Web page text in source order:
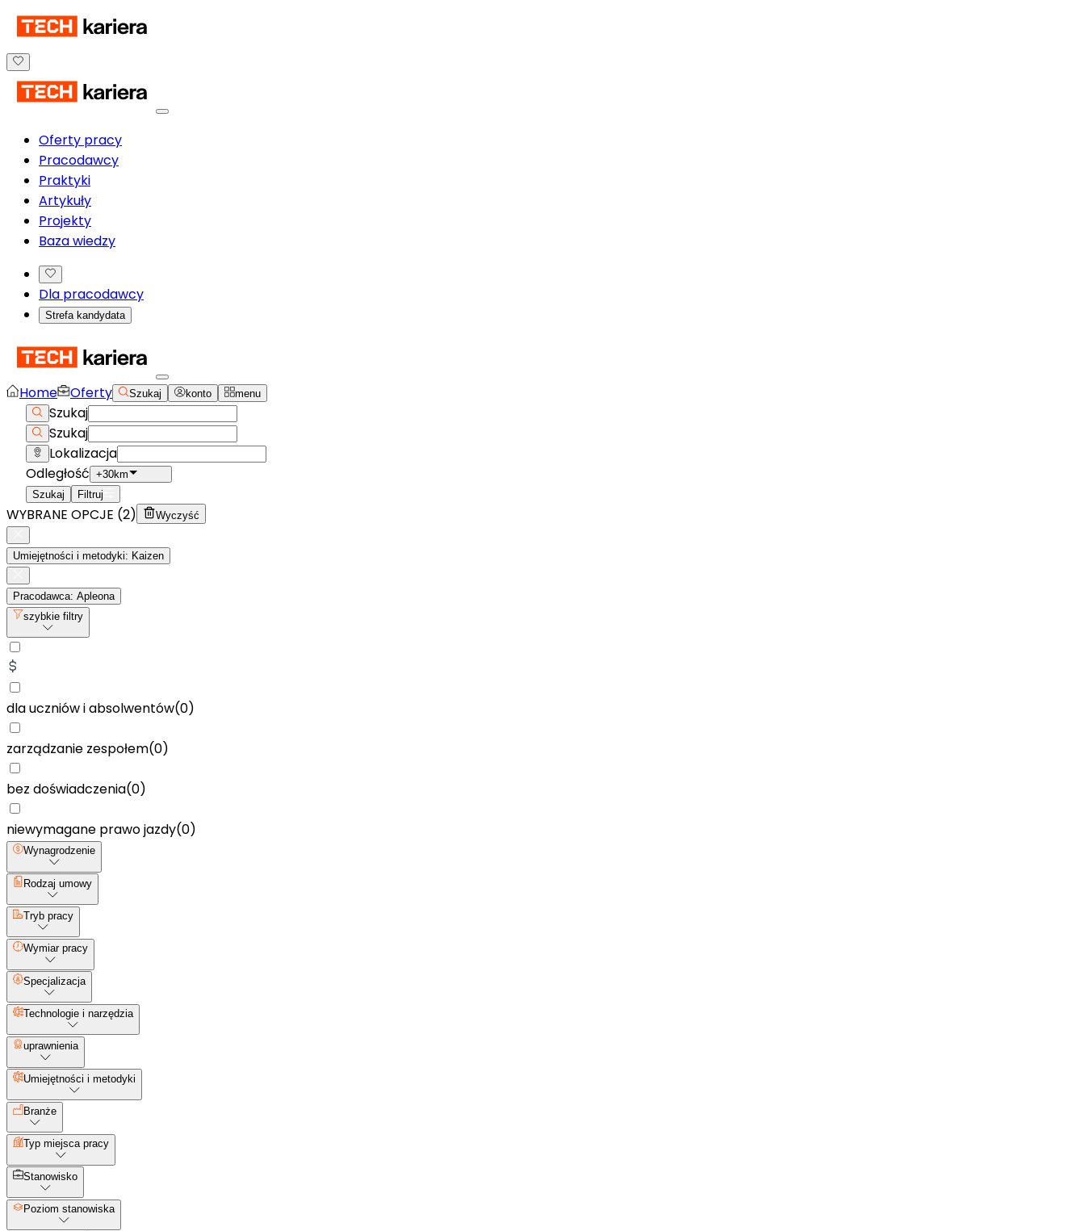
Oferty pracy
Pracodawcy
Praktyki
Artykuły
Projekty
Baza wiedzy
Dla pracodawcy
Strefa kandydata
Home Oferty Szukaj konto menu
Szukaj
Szukaj
Lokalizacja
Odległość +30km
Szukaj
Filtruj
WYBRANE OPCJE (2) Wyczyść
Umiejętności i metodyki: Kaizen
Pracodawca: Apleona
szybkie filtry
dla uczniów i absolwentów(0)
zarządzanie zespołem(0)
bez doświadczenia(0)
niewymagane prawo jazdy(0)
Wynagrodzenie
Rodzaj umowy
Tryb pracy
Wymiar pracy
Specjalizacja
Technologie i narzędzia
uprawnienia
Umiejętności i metodyki
Branże
Typ miejsca pracy
Stanowisko
Poziom stanowiska